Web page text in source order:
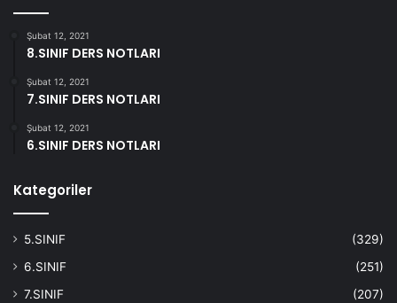
Şubat 12, 2021
8.SINIF DERS NOTLARI
Şubat 12, 2021
7.SINIF DERS NOTLARI
Şubat 12, 2021
6.SINIF DERS NOTLARI
Kategoriler
5.SINIF
(329)
6.SINIF
(251)
7.SINIF
(207)